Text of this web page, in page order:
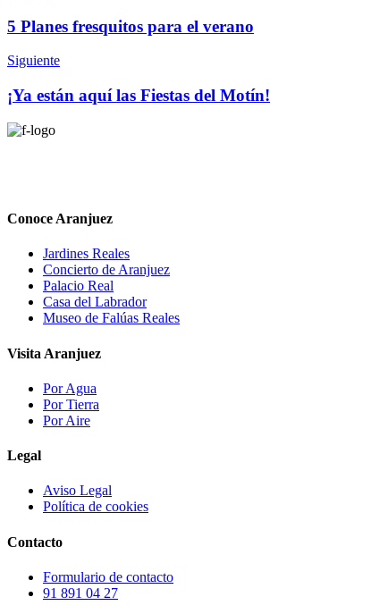
5 Planes fresquitos para el verano
Siguiente
¡Ya están aquí las Fiestas del Motín!
Conoce Aranjuez
Jardines Reales
Concierto de Aranjuez
Palacio Real
Casa del Labrador
Museo de Falúas Reales
Visita Aranjuez
Por Agua
Por Tierra
Por Aire
Legal
Aviso Legal
Política de cookies
Contacto
Formulario de contacto
91 891 04 27